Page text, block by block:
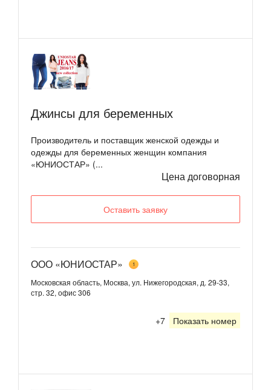
Джинсы для беременных
Производитель и поставщик женской одежды и
одежды для беременных женщин компания
«ЮНИОСТАР» (...
Цена договорная
Оставить заявку
ООО «ЮНИОСТАР» 1
Московская область, Москва, ул. Нижегородская, д. 29-33,
стр. 32, офис 306
+7 Показать номер